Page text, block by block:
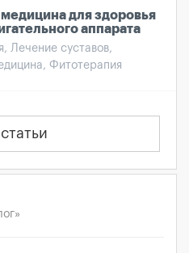
медицина для здоровья
аппарата
Лечение суставов,
Фитотерапия